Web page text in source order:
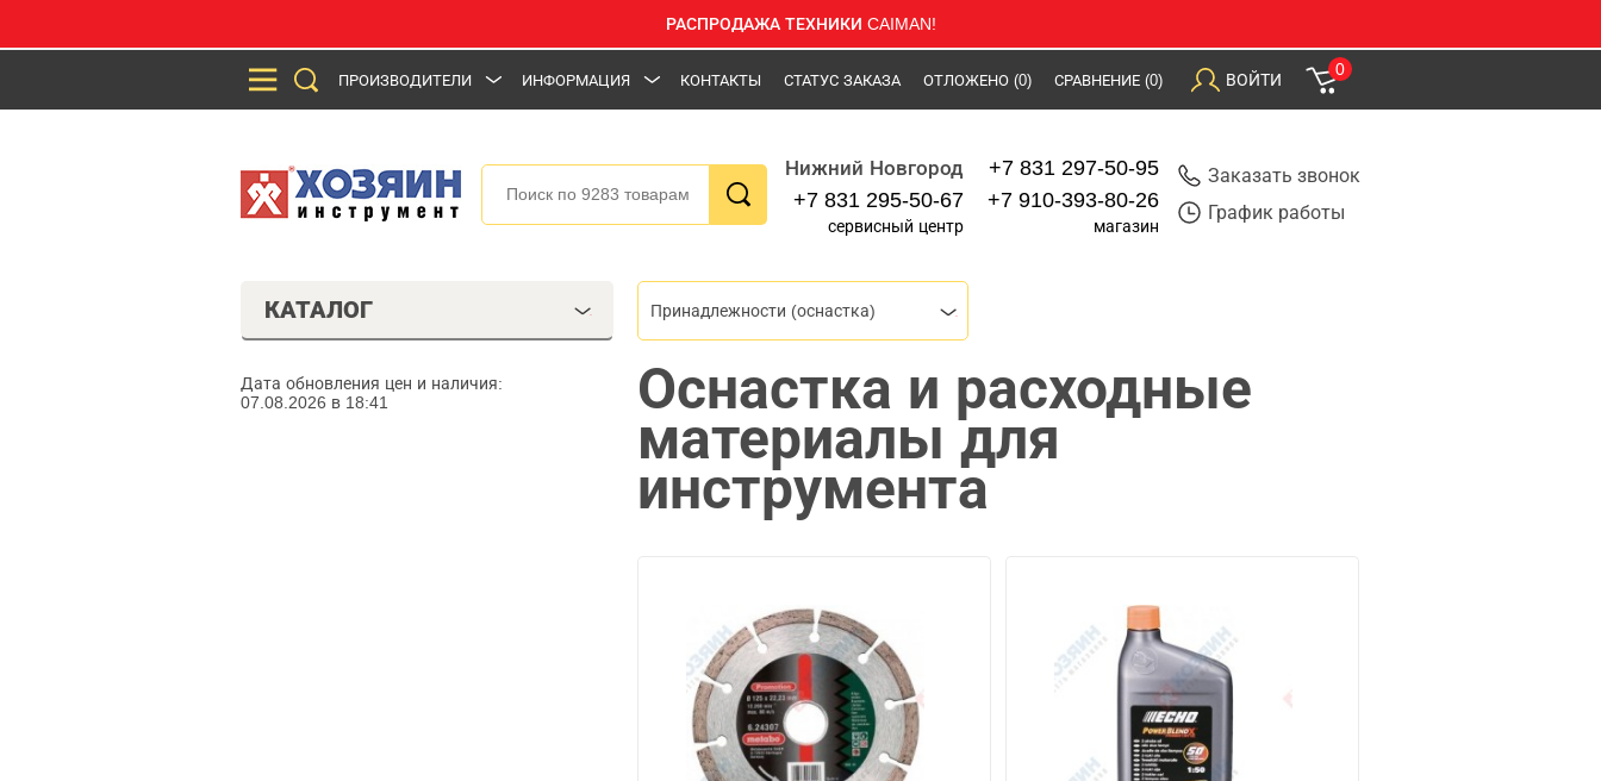
РАСПРОДАЖА ТЕХНИКИ CAIMAN!
ПРОИЗВОДИТЕЛИ ИНФОРМАЦИЯ КОНТАКТЫ СТАТУС ЗАКАЗА ОТЛОЖЕНО (0) СРАВНЕНИЕ (0) ВОЙТИ
0
Нижний Новгород
+7 831 295-50-67
сервисный центр
+7 831 297-50-95
+7 910-393-80-26
магазин
Заказать звонок
График работы
КАТАЛОГ
Дата обновления цен и наличия:
07.08.2026 в 18:41
Принадлежности (оснастка)
Оснастка и расходные
материалы для
инструмента